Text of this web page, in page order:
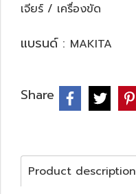
เจียร์ / เครื่องขัด
แบรนด์ : MAKITA
Share
Product description